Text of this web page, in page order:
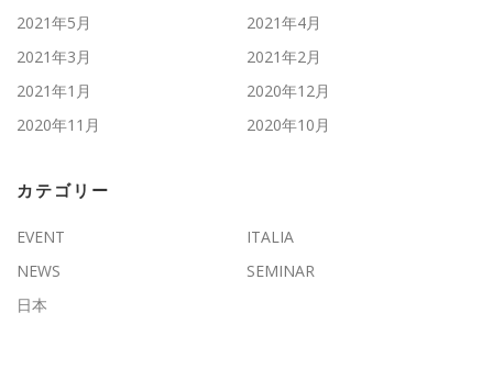
2021年5月
2021年4月
2021年3月
2021年2月
2021年1月
2020年12月
2020年11月
2020年10月
カテゴリー
EVENT
ITALIA
NEWS
SEMINAR
日本